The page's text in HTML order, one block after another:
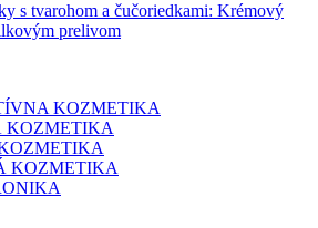
s tvarohom a čučoriedkami: Krémový
prelivom
KOZMETIKA
KOZMETIKA
KOZMETIKA